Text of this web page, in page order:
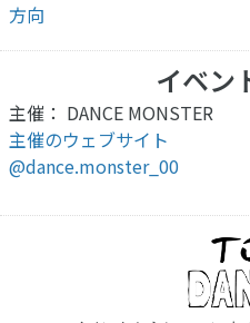
方向
イベン
主催： DANCE MONSTER
主催のウェブサイト
@dance.monster_00